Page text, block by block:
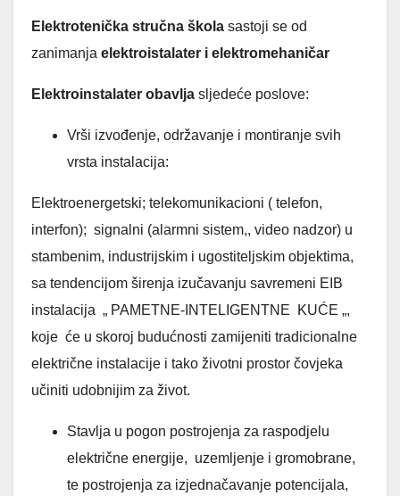
Elektrotenička stručna škola sastoji se od
zanimanja elektroistalater i elektromehaničar
Elektroinstalater obavlja sljedeće poslove:
Vrši izvođenje, održavanje i montiranje svih
vrsta instalacija:
Elektroenergetski; telekomunikacioni ( telefon,
interfon); signalni (alarmni sistem,, video nadzor) u
stambenim, industrijskim i ugostiteljskim objektima,
sa tendencijom širenja izučavanju savremeni EIB
instalacija „ PAMETNE-INTELIGENTNE KUĆE „,
koje će u skoroj budućnosti zamijeniti tradicionalne
električne instalacije i tako životni prostor čovjeka
učiniti udobnijim za život.
Stavlja u pogon postrojenja za raspodjelu
električne energije, uzemljenje i gromobrane,
te postrojenja za izjednačavanje potencijala,